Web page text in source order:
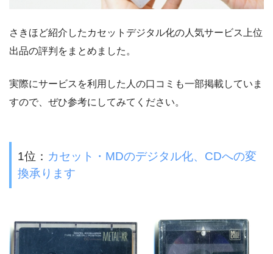
さきほど紹介したカセットデジタル化の人気サービス上位
出品の評判をまとめました。
実際にサービスを利用した人の口コミも一部掲載していま
すので、ぜひ参考にしてみてください。
1位： カセット・MDのデジタル化、CDへの変
換承ります